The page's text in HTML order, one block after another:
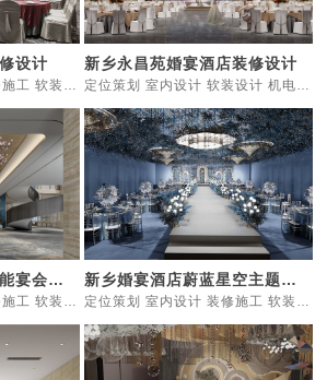
设计 新乡永昌苑婚宴酒店装修设计
开元大酒店酒店多功能宴会厅设计
定位策划 室内设计 装修施工 软装设计 机电灯光
新乡婚宴酒店蔚蓝星空主题宴会厅
定位策划 室内设计 装修施工 软装设计 家具定制